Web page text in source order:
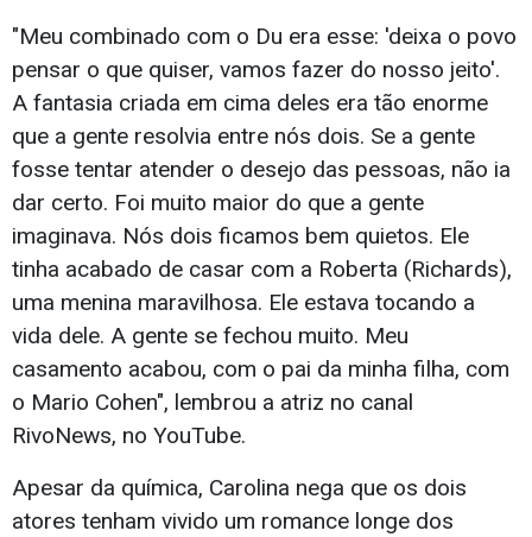
"Meu combinado com o Du era esse: 'deixa o povo
pensar o que quiser, vamos fazer do nosso jeito'.
A fantasia criada em cima deles era tão enorme
que a gente resolvia entre nós dois. Se a gente
fosse tentar atender o desejo das pessoas, não ia
dar certo. Foi muito maior do que a gente
imaginava. Nós dois ficamos bem quietos. Ele
tinha acabado de casar com a Roberta (Richards),
uma menina maravilhosa. Ele estava tocando a
vida dele. A gente se fechou muito. Meu
casamento acabou, com o pai da minha filha, com
o Mario Cohen", lembrou a atriz no canal
RivoNews, no YouTube.
Apesar da química, Carolina nega que os dois
atores tenham vivido um romance longe dos